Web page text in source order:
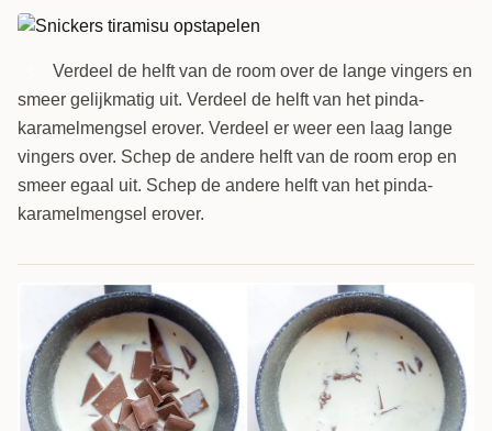
Verdeel de helft van de room over de lange vingers en
smeer gelijkmatig uit. Verdeel de helft van het pinda-
karamelmengsel erover. Verdeel er weer een laag lange
vingers over. Schep de andere helft van de room erop en
smeer egaal uit. Schep de andere helft van het pinda-
karamelmengsel erover.